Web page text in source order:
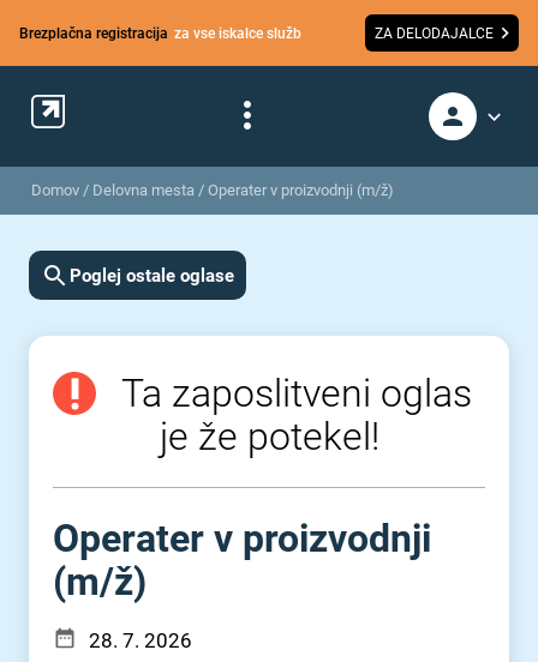
Brezplačna registracija za vse iskalce služb ZA DELODAJALCE
Domov / Delovna mesta / Operater v proizvodnji (m/ž)
Poglej ostale oglase
Ta zaposlitveni oglas
je že potekel!
Operater v proizvodnji
(m⁠/⁠ž)
28. 7. 2026